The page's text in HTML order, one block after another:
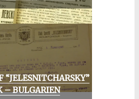
“JELESNITCHARSKY”
– BULGARIEN